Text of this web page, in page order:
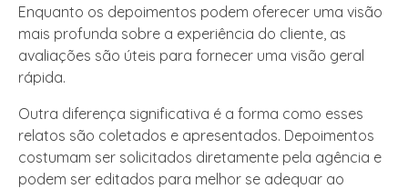
Enquanto os depoimentos podem oferecer uma visão
mais profunda sobre a experiência do cliente, as
avaliações são úteis para fornecer uma visão geral
rápida.
Outra diferença significativa é a forma como esses
relatos são coletados e apresentados. Depoimentos
costumam ser solicitados diretamente pela agência e
podem ser editados para melhor se adequar ao